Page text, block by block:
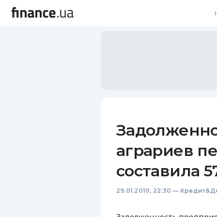
аграриев
составила
29.01.2010, 22:30 —